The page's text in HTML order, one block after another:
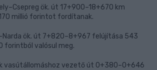
ök. út 17+900–18+670 km
millió forintot fordítanak.
ök. út 7+820–8+967 felújítása 543
forintból valósul meg.
vasútállomáshoz vezető út 0+380–0+646